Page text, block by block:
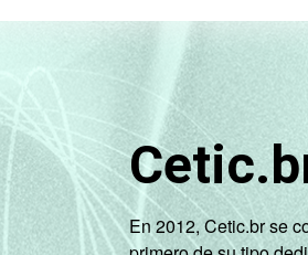
En 2012, Cetic.br se